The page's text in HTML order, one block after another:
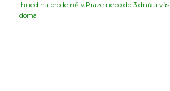
Ihned na prodejně v Praze nebo do 3 dnů u vás
doma